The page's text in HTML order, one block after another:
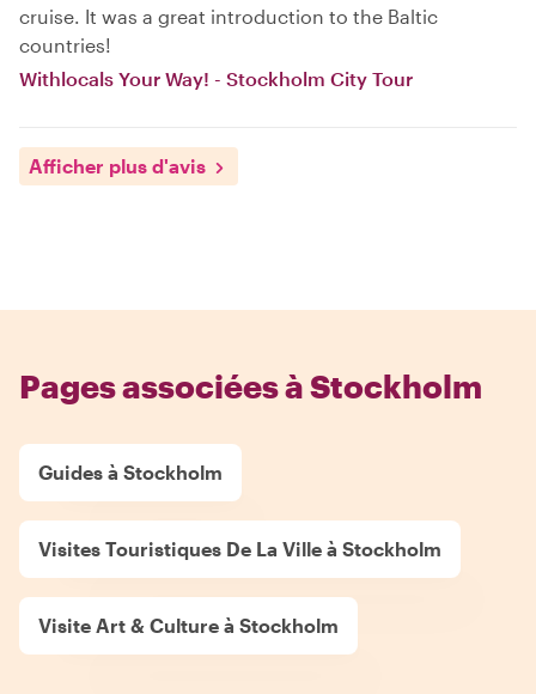
cruise. It was a great introduction to the Baltic
countries!
Withlocals Your Way! - Stockholm City Tour
Afficher plus d'avis
Pages associées à Stockholm
Guides à Stockholm
Visites Touristiques De La Ville à Stockholm
Visite Art & Culture à Stockholm